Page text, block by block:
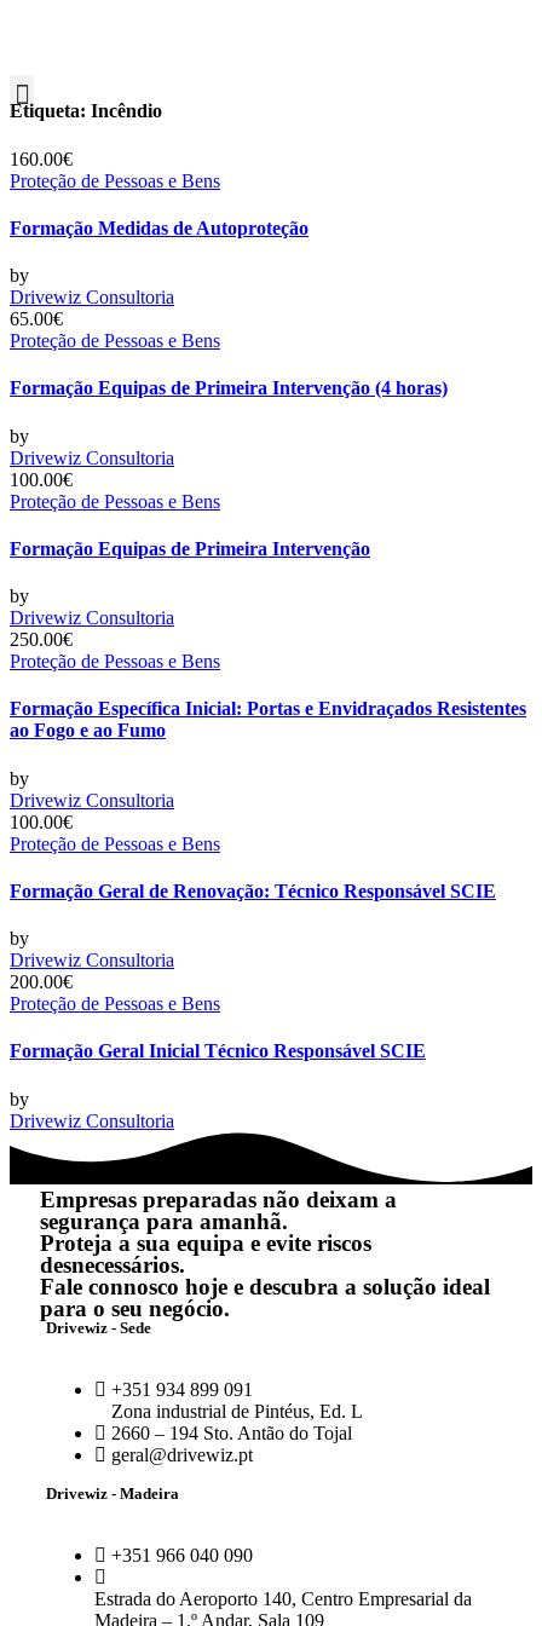
Etiqueta: Incêndio
160.00€
Proteção de Pessoas e Bens
Formação Medidas de Autoproteção
by
Drivewiz Consultoria
65.00€
Proteção de Pessoas e Bens
Formação Equipas de Primeira Intervenção (4 horas)
by
Drivewiz Consultoria
100.00€
Proteção de Pessoas e Bens
Formação Equipas de Primeira Intervenção
by
Drivewiz Consultoria
250.00€
Proteção de Pessoas e Bens
Formação Específica Inicial: Portas e Envidraçados Resistentes
ao Fogo e ao Fumo
by
Drivewiz Consultoria
100.00€
Proteção de Pessoas e Bens
Formação Geral de Renovação: Técnico Responsável SCIE
by
Drivewiz Consultoria
200.00€
Proteção de Pessoas e Bens
Formação Geral Inicial Técnico Responsável SCIE
by
Drivewiz Consultoria
Empresas preparadas não deixam a
segurança para amanhã.
Proteja a sua equipa e evite riscos
desnecessários.
Fale connosco hoje e descubra a solução ideal
para o seu negócio.
Drivewiz - Sede
+351 934 899 091
Zona industrial de Pintéus, Ed. L
2660 – 194 Sto. Antão do Tojal
geral@drivewiz.pt
Drivewiz - Madeira
+351 966 040 090
Estrada do Aeroporto 140, Centro Empresarial da
Madeira – 1.º Andar, Sala 109